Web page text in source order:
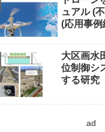
ュアル (
(応用事例
大区画水
位制御シ
する研究
ad